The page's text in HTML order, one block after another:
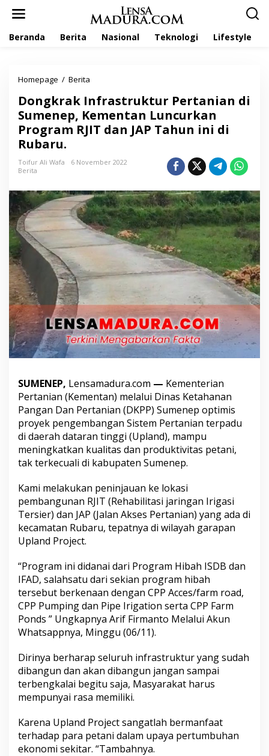
Beranda Berita Nasional Teknologi Lifestyle
Homepage / Berita
n
g
k
r
I
r
a
s
t
r
t
r
P
e
r
t
n
a
n
d
S
u
m
e
n
p
,
K
e
m
t
a
L
u
n
c
k
a
n
P
o
r
a
Dongkrak Infrastruktur Pertanian di
Sumenep, Kementan Luncurkan
Program RJIT dan JAP Tahun ini di
Rubaru.
Toifur Ali Wafa
6 November 2022
Berita
SUMENEP, Lensamadura.com — Kementerian
Pertanian (Kementan) melalui Dinas Ketahanan
Pangan Dan Pertanian (DKPP) Sumenep optimis
proyek pengembangan Sistem Pertanian terpadu
di daerah dataran tinggi (Upland), mampu
meningkatkan kualitas dan produktivitas petani,
tak terkecuali di kabupaten Sumenep.
Kami melakukan peninjauan ke lokasi
pembangunan RJIT (Rehabilitasi jaringan Irigasi
Tersier) dan JAP (Jalan Akses Pertanian) yang ada di
kecamatan Rubaru, tepatnya di wilayah garapan
Upland Project.
“Program ini didanai dari Program Hibah ISDB dan
IFAD, salahsatu dari sekian program hibah
tersebut berkenaan dengan CPP Acces/farm road,
CPP Pumping dan Pipe Irigation serta CPP Farm
Ponds ” Ungkapnya Arif Firmanto Melalui Akun
Whatsappnya, Minggu (06/11).
Dirinya berharap seluruh infrastruktur yang sudah
dibangun dan akan dibangun jangan sampai
terbengkalai begitu saja, Masyarakat harus
mempunyai rasa memiliki.
Karena Upland Project sangatlah bermanfaat
terhadap para petani dalam upaya pertumbuhan
ekonomi sekitar. “Tambahnya.